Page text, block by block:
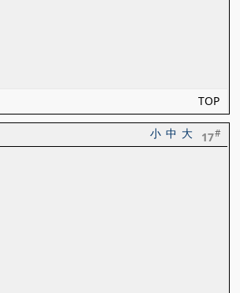
TOP
17#
大
中
小